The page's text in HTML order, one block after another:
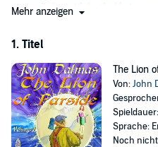
exotically beautiful wife, Varia,
sometimes be broached.
©2014 John Dalmas (P)2015 Sky
Mehr anzeigen
1. Titel
The Lion
Von:John
Sprache:
Noch